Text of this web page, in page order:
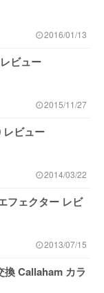
2016/01/13
ビュー
2015/11/27
ビュー
2014/03/22
フェクター レビ
2013/07/15
換 Callaham カラ